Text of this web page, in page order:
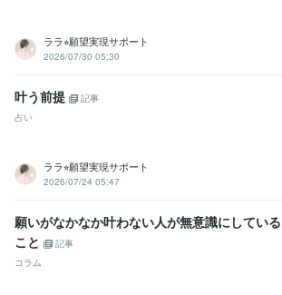
ララ⭐︎願望実現サポート
2026/07/30 05:30
叶う前提
記事
占い
ララ⭐︎願望実現サポート
2026/07/24 05:47
願いがなかなか叶わない人が無意識にしている
こと
記事
コラム